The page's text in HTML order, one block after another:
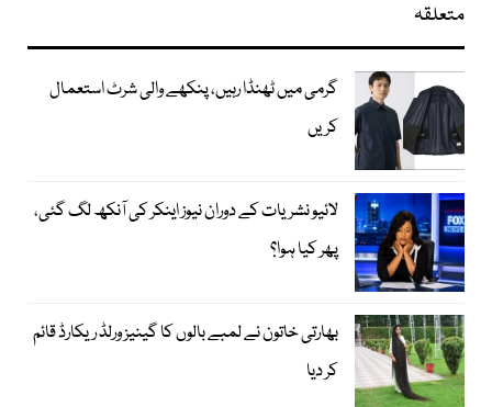
متعلقہ
گرمی میں ٹھنڈا رہیں، پنکھے والی شرٹ استعمال
کریں
لائیو نشریات کے دوران نیوز اینکر کی آنکھ لگ گئی،
پھر کیا ہوا؟
بھارتی خاتون نے لمبے بالوں کا گینیز ورلڈ ریکارڈ قائم
کر دیا